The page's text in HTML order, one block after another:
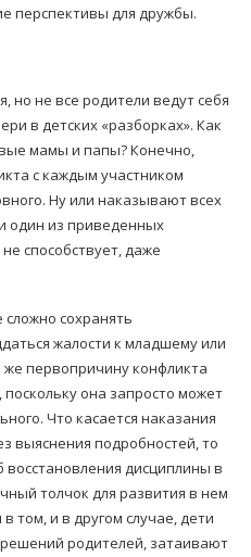
перспективы для дружбы.
но не все родители ведут себя
в детских «разборках». Как
мамы и папы? Конечно,
с каждым участником
Ну или наказывают всех
один из приведенных
способствует, даже
сохранять
жалости к младшему или
первопричину конфликта
она запросто может
Что касается наказания
выяснения подробностей, то
восстановления дисциплины в
толчок для развития в нем
том, и в другом случае, дети
родителей, затаивают